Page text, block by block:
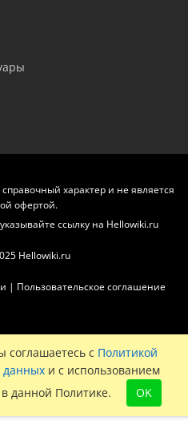
характер и не является
офертой.
ссылку на Hellowiki.ru
Hellowiki.ru
| Пользовательское соглашение
с Политикой
данных и с использованием
данной Политике.
OK